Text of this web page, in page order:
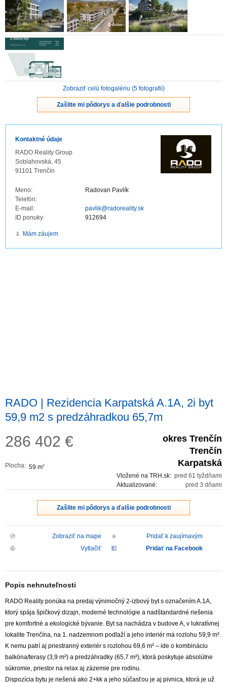
ZVÝRAZNENIE REALITNÝCH INZERÁTOV
REKLAMA
PARTNERI
Zobraziť celú fotogalériu (5 fotografií)
Zašlite mi pôdorys a ďalšie podrobnosti
Kontaktné údaje
RADO Reality Group
Soblahovská, 45
91101 Trenčín
Meno:
Radovan Pavlík
Telefón:
E-mail:
pavlik@radoreality.sk
ID ponuky:
912694
Mám záujem
RADO | Rezidencia Karpatská A.1A, 2i byt
59,9 m2 s predzáhradkou 65,7m
286 402 €
Plocha: 59 m2
okres Trenčín
Trenčín
Karpatská
pred 61 tyždňami
Vložené na TRH.sk:
pred 3 dňami
Aktualizované:
Zašlite mi pôdorys a ďalšie podrobnosti
Zobraziť na mape
Pridať k zaujímavým
Vytlačiť
Pridať na Facebook
Popis nehnuteľnosti
RADO Reality ponúka na predaj výnimočný 2-izbový byt s označením A.1A,
ktorý spája špičkový dizajn, moderné technológie a nadštandardné riešenia
pre komfortné a ekologické bývanie. Byt sa nachádza v budove A, v lukratívnej
lokalite Trenčína, na 1. nadzemnom podlaží a jeho interiér má rozlohu 59,9 m².
K nemu patrí aj priestranný exteriér s rozlohou 69,6 m² – ide o kombináciu
balkóna/terasy (3,9 m²) a predzáhradky (65,7 m²), ktorá poskytuje absolútne
súkromie, priestor na relax aj zázemie pre rodinu.
Dispozícia bytu je riešená ako 2+kk a jeho súčasťou je aj pivnica, ktorá je už